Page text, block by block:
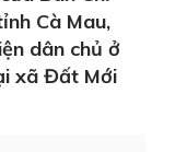
Cà Mau,
dân chủ ở
xã Đất Mới